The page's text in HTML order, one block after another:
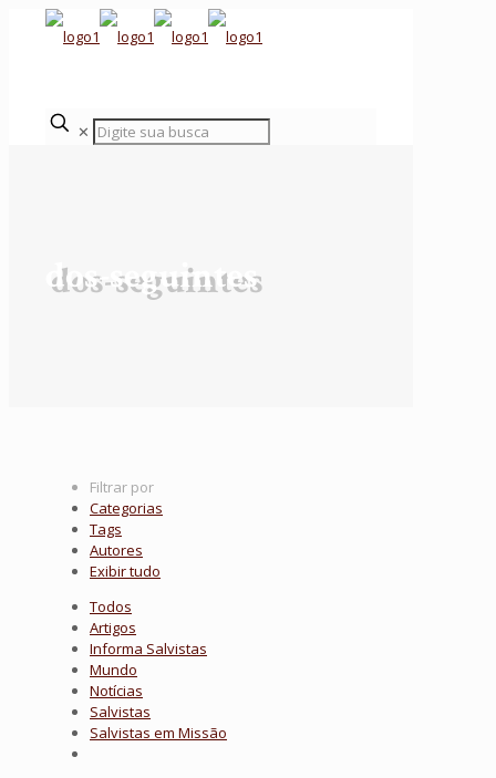
✕
dos-seguintes
Filtrar por
Categorias
Tags
Autores
Exibir tudo
Todos
Artigos
Informa Salvistas
Mundo
Notícias
Salvistas
Salvistas em Missão